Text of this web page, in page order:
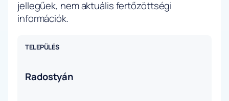
jellegűek, nem aktuális fertőzöttségi
információk.
TELEPÜLÉS
Radostyán